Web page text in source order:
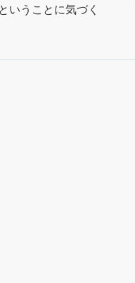
いうことに気づく